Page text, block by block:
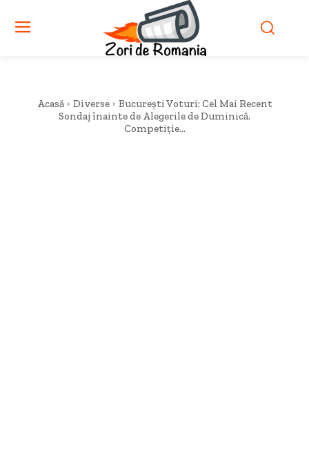
Acasă Diverse
București Voturi: Cel Mai Recent
Sondaj înainte de Alegerile de Duminică.
Competiție...